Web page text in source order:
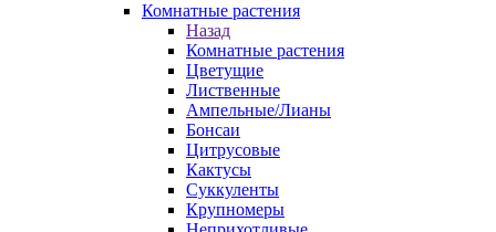
Комнатные растения
Назад
Комнатные растения
Цветущие
Лиственные
Ампельные/Лианы
Бонсаи
Цитрусовые
Кактусы
Суккуленты
Крупномеры